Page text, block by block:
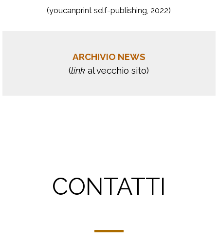
(youcanprint self-publishing, 2022)
ARCHIVIO NEWS
(linkal vecchio sito)
CONTATTI